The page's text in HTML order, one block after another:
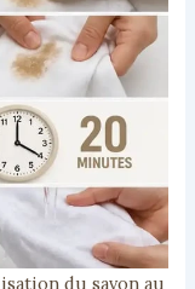
du savon au